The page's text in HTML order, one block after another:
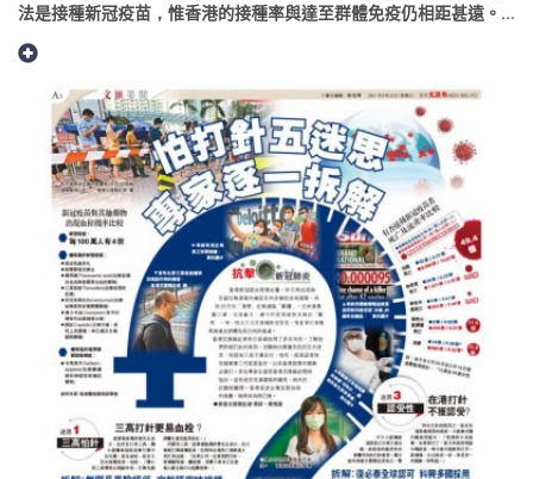
法是接種新冠疫苗，惟香港的接種率與達至群體免疫仍相距甚遠。...